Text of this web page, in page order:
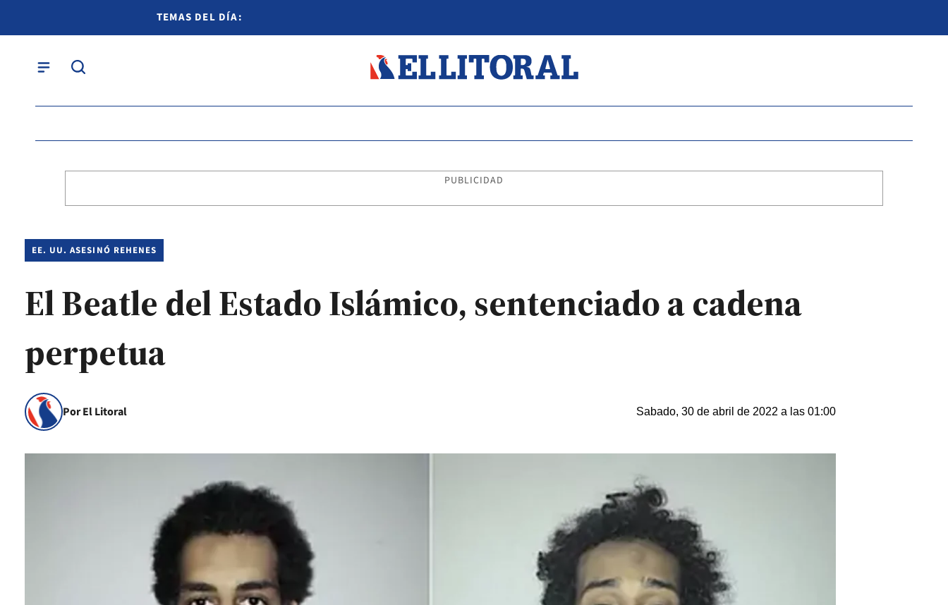
TEMAS DEL DÍA:
PUBLICIDAD
EE. UU. ASESINÓ REHENES
El Beatle del Estado Islámico, sentenciado a cadena
perpetua
Por El Litoral Sabado, 30 de abril de 2022 a las 01:00